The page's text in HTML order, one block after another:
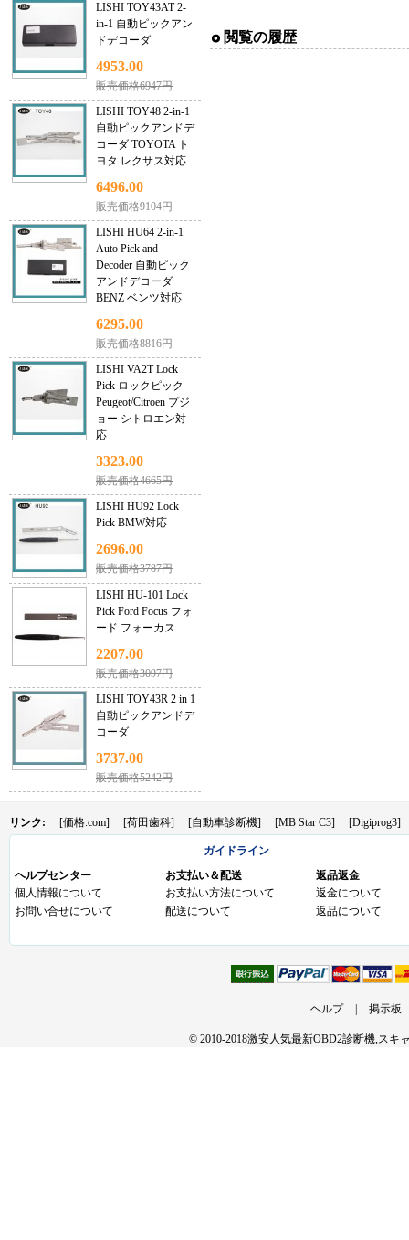
LISHI TOY43AT 2-
in-1 自動ピックアン
ドデコーダ
4953.00
販売価格6947円
LISHI TOY48 2-in-1
自動ピックアンドデ
コーダ TOYOTA ト
ヨタ レクサス対応
6496.00
販売価格9104円
LISHI HU64 2-in-1
Auto Pick and
Decoder 自動ピック
アンドデコーダ
BENZ ベンツ対応
6295.00
販売価格8816円
LISHI VA2T Lock
Pick ロックピック
Peugeot/Citroen プジ
ョー シトロエン対
応
3323.00
販売価格4665円
LISHI HU92 Lock
Pick BMW対応
2696.00
販売価格3787円
LISHI HU-101 Lock
Pick Ford Focus フォ
ード フォーカス
2207.00
販売価格3097円
LISHI TOY43R 2 in 1
自動ピックアンドデ
コーダ
3737.00
販売価格5242円
閲覧の履歴
リンク: [価格.com] [荷田歯科] [自動車診断機] [MB Star C3] [Digiprog3]
ガイドライン
ヘルプセンター
個人情報について
お問い合せについて
お支払い＆配送
お支払い方法について
配送について
返品返金
返金について
返品について
ヘルプ 掲示板
© 2010-2018激安人気最新OBD2診断機,スキ